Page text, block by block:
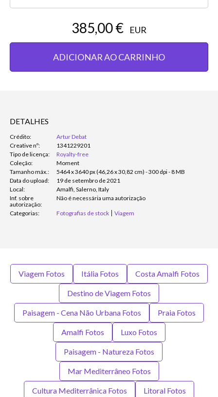
385,00 € EUR
ADICIONAR AO CARRINHO
DETALHES
Crédito:
Artur Debat
Creative nº:
1341229201
Tipo de licença:
Royalty-free
Coleção:
Moment
Tamanho máx.:
5464 x 3640 px (46,26 x 30,82 cm) - 300 dpi - 8 MB
Data do upload:
19 de setembro de 2021
Local:
Amalfi, Salerno, Italy
Inf. sobre
autorização:
Não é necessária uma autorização
Categorias: Fotografias de stock Viagem
Viagem Fotos Itália Fotos Costa Amalfi Fotos
Destino de Viagem Fotos
Paisagem - Cena Não Urbana Fotos Praia Fotos
Amalfi Fotos Luxo Fotos
Paisagem - Natureza Fotos
Mar Mediterrâneo Fotos
Cultura Mediterrânica Fotos Litoral Fotos